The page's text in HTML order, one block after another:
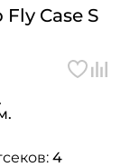
Case S
4